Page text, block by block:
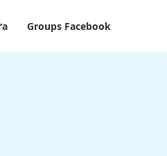
Groups Facebook